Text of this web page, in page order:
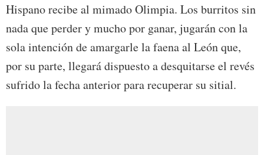
Hispano recibe al mimado Olimpia. Los burritos sin
nada que perder y mucho por ganar, jugarán con la
sola intención de amargarle la faena al León que,
por su parte, llegará dispuesto a desquitarse el revés
sufrido la fecha anterior para recuperar su sitial.